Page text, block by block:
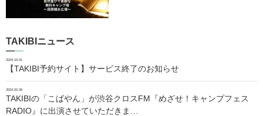
TAKIBIニュース
2024.10.01
【TAKIBI予約サイト】サービス終了のお知らせ
2024.02.06
TAKIBIの「こばやん」が渋谷クロスFM『めざせ！キャンプフェス
RADIO』に出演させていただきま…